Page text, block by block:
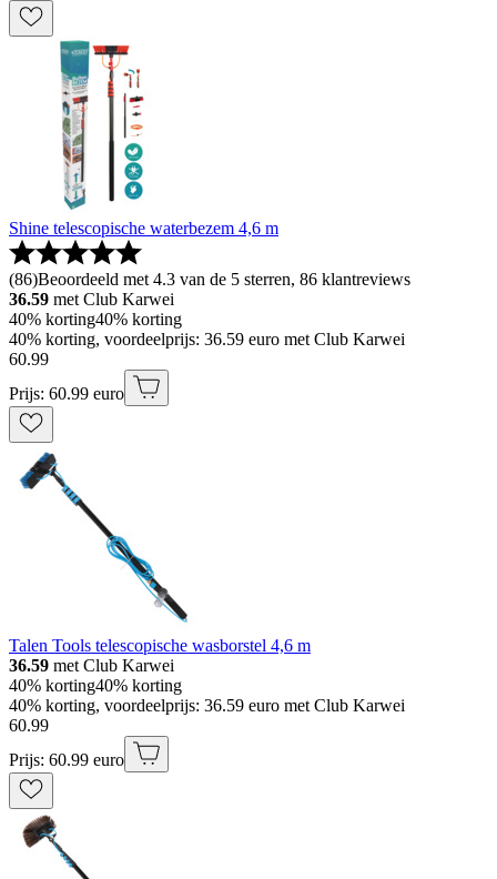
Shine telescopische waterbezem 4,6 m
(86)Beoordeeld met 4.3 van de 5 sterren, 86 klantreviews
36.59 met Club Karwei
40% korting40% korting
40% korting, voordeelprijs: 36.59 euro met Club Karwei
60.99
Prijs: 60.99 euro
Talen Tools telescopische wasborstel 4,6 m
36.59 met Club Karwei
40% korting40% korting
40% korting, voordeelprijs: 36.59 euro met Club Karwei
60.99
Prijs: 60.99 euro